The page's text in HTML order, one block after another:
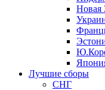
Новая
Лучшие сборы
СНГ